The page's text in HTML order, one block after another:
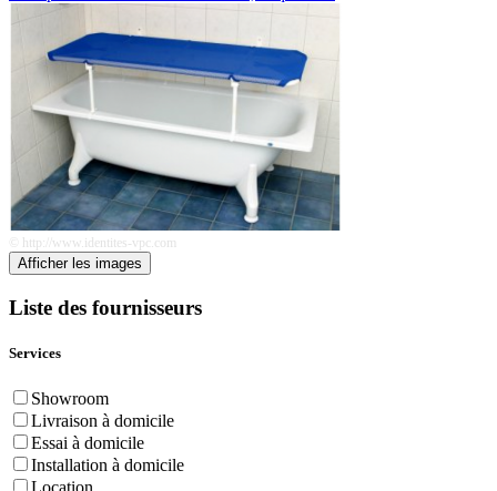
© http://www.identites-vpc.com
Afficher les images
Liste des fournisseurs
Services
Showroom
Livraison à domicile
Essai à domicile
Installation à domicile
Location